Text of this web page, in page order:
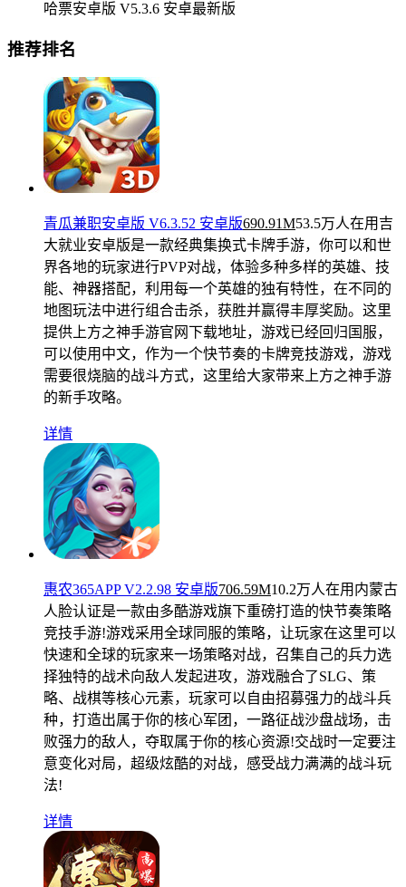
哈票安卓版 V5.3.6 安卓最新版
推荐排名
青瓜兼职安卓版 V6.3.52 安卓版690.91M53.5万人在用 吉
大就业安卓版是一款经典集换式卡牌手游，你可以和世
界各地的玩家进行PVP对战，体验多种多样的英雄、技
能、神器搭配，利用每一个英雄的独有特性，在不同的
地图玩法中进行组合击杀，获胜并赢得丰厚奖励。这里
提供上方之神手游官网下载地址，游戏已经回归国服，
可以使用中文，作为一个快节奏的卡牌竞技游戏，游戏
需要很烧脑的战斗方式，这里给大家带来上方之神手游
的新手攻略。
详情
惠农365APP V2.2.98 安卓版706.59M10.2万人在用 内蒙古
人脸认证是一款由多酷游戏旗下重磅打造的快节奏策略
竞技手游!游戏采用全球同服的策略，让玩家在这里可以
快速和全球的玩家来一场策略对战，召集自己的兵力选
择独特的战术向敌人发起进攻，游戏融合了SLG、策
略、战棋等核心元素，玩家可以自由招募强力的战斗兵
种，打造出属于你的核心军团，一路征战沙盘战场，击
败强力的敌人，夺取属于你的核心资源!交战时一定要注
意变化对局，超级炫酷的对战，感受战力满满的战斗玩
法!
详情